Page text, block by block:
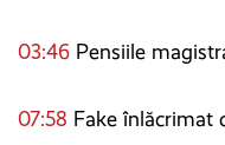
03:46 Pensiile
07:58 Fake înlăcrimat